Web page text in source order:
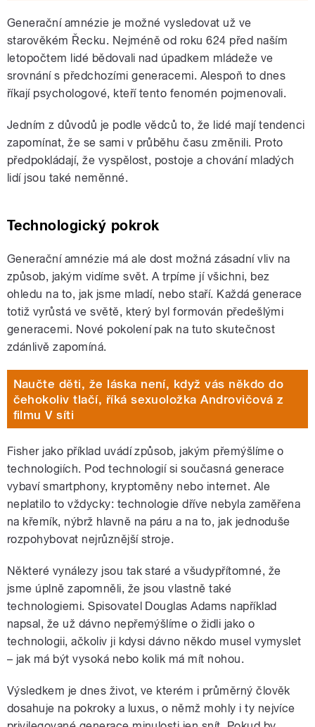
Generační amnézie je možné vysledovat už ve
starověkém Řecku. Nejméně od roku 624 před naším
letopočtem lidé bědovali nad úpadkem mládeže ve
srovnání s předchozími generacemi. Alespoň to dnes
říkají psychologové, kteří tento fenomén pojmenovali.
Jedním z důvodů je podle vědců to, že lidé mají tendenci
zapomínat, že se sami v průběhu času změnili. Proto
předpokládají, že vyspělost, postoje a chování mladých
lidí jsou také neměnné.
Technologický pokrok
Generační amnézie má ale dost možná zásadní vliv na
způsob, jakým vidíme svět. A trpíme jí všichni, bez
ohledu na to, jak jsme mladí, nebo staří. Každá generace
totiž vyrůstá ve světě, který byl formován předešlými
generacemi. Nové pokolení pak na tuto skutečnost
zdánlivě zapomíná.
Naučte děti, že láska není, když vás někdo do
čehokoliv tlačí, říká sexuoložka Androvičová z
filmu V síti
Fisher jako příklad uvádí způsob, jakým přemýšlíme o
technologiích. Pod technologií si současná generace
vybaví smartphony, kryptoměny nebo internet. Ale
neplatilo to vždycky: technologie dříve nebyla zaměřena
na křemík, nýbrž hlavně na páru a na to, jak jednoduše
rozpohybovat nejrůznější stroje.
Některé vynálezy jsou tak staré a všudypřítomné, že
jsme úplně zapomněli, že jsou vlastně také
technologiemi. Spisovatel Douglas Adams například
napsal, že už dávno nepřemýšlíme o židli jako o
technologii, ačkoliv ji kdysi dávno někdo musel vymyslet
– jak má být vysoká nebo kolik má mít nohou.
Výsledkem je dnes život, ve kterém i průměrný člověk
dosahuje na pokroky a luxus, o němž mohly i ty nejvíce